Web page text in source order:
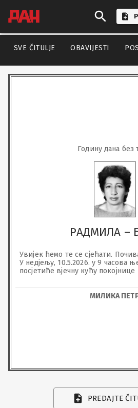
SVE ČITULJE OBAVIJESTI
Годину дана без
РАДМИЛА –
Увијек ћемо те се сјећати.
У недјељу, 10.5.2026. у 9 часова
посјетиће вјечну кућу покојнице
МИЛИКА
PREDAJTE